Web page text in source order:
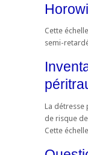
Cette
semi-
La détresse
de risque
Cette